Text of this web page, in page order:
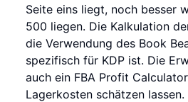
Seite eins liegt, noch besser
500 liegen. Die Kalkulation
die Verwendung des Book
spezifisch für KDP ist. Die
auch ein FBA Profit
Lagerkosten schätzen lassen.